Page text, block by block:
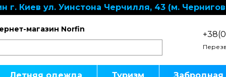
г. Киев ул. Уинстона Черчилля, 43 (м.
магазин Norfin